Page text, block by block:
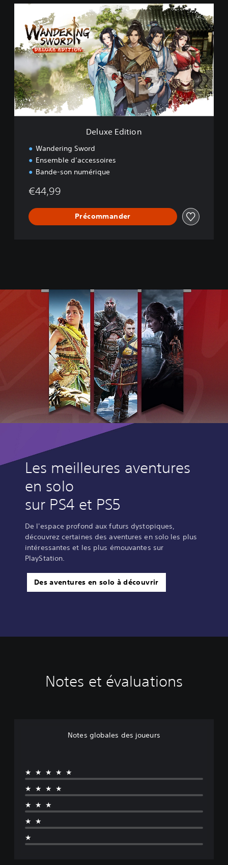
x
e
d
i
t
i
o
Deluxe Edition
Wandering Sword
Ensemble d’accessoires
Bande-son numérique
€44,99
Précommander
Les meilleures aventures
en solo
sur PS4 et PS5
De l'espace profond aux futurs dystopiques,
découvrez certaines des aventures en solo les plus
intéressantes et les plus émouvantes sur
PlayStation.
Des aventures en solo à découvrir
Notes et évaluations
Notes globales des joueurs
★★★★★
★★★★
★★★
★★
★